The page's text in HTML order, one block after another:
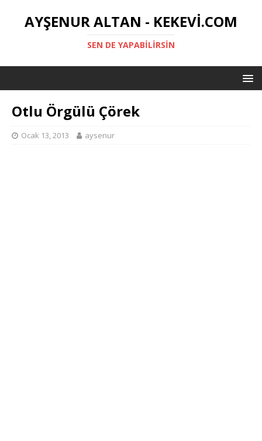
AYŞENUR ALTAN - KEKEVI.COM
SEN DE YAPABILIRSIN
Otlu Örgülü Çörek
Ocak 13, 2013 aysenur